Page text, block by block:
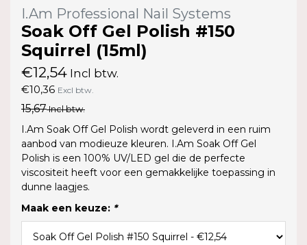
I.Am Professional Nail Systems
Soak Off Gel Polish #150
Squirrel (15ml)
€12,54 Incl btw.
€10,36 Excl btw.
15,67Incl btw.
I.Am Soak Off Gel Polish wordt geleverd in een ruim
aanbod van modieuze kleuren. I.Am Soak Off Gel
Polish is een 100% UV/LED gel die de perfecte
viscositeit heeft voor een gemakkelijke toepassing in
dunne laagjes.
Maak een keuze: *